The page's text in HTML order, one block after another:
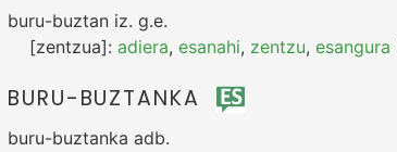
buru-buztan iz. g.e.
[zentzua]: adiera, esanahi, zentzu, esangura
BURU-BUZTANKA
buru-buztanka adb.